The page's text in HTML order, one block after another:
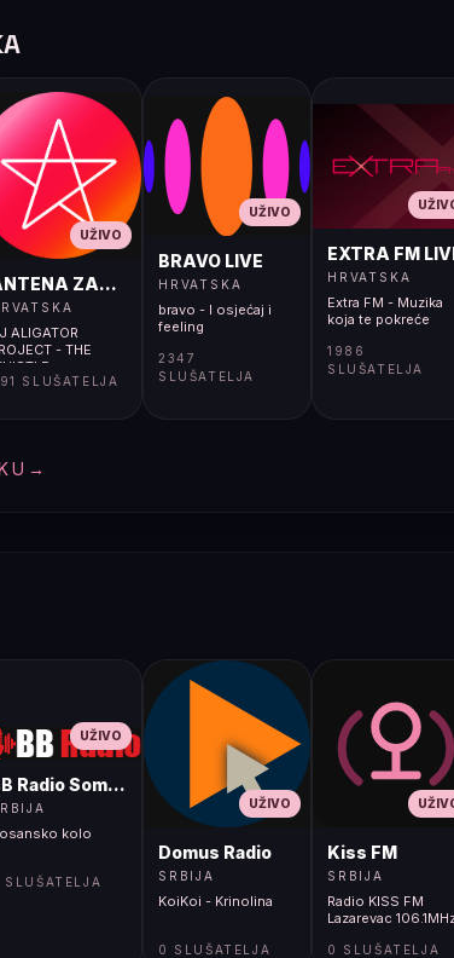
UŽIVO
ZAGREB LIVE
ALIGATOR
- THE
SLUŠATELJA
UŽIVO
BRAVO LIVE
HRVATSKA
bravo - I osjećaj i
feeling
2347
SLUŠATELJA
EXTRA FM
HRVATSKA
Extra FM - Muzika
koja te pokreće
1986
SLUŠATELJA
→
UŽIVO
Radio Sombor
kolo
SLUŠATELJA
UŽIVO
Domus Radio
SRBIJA
KoiKoi - Krinolina
0 SLUŠATELJA
Kiss FM
SRBIJA
Radio KISS FM
Lazarevac
0 SLUŠATELJA